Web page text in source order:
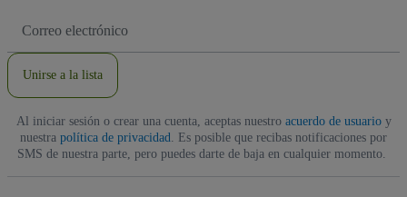
de
Unirse a la lista
Al iniciar sesión o crear una cuenta, aceptas nuestro acuerdo de usuarioy
nuestra política de privacidad. Es posible que recibas notificaciones por
SMS de nuestra parte, pero puedes darte de baja en cualquier momento.